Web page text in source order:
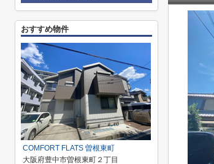
おすすめ物件
COMFORT FLATS 曽根東町
大阪府豊中市曽根東町２丁目